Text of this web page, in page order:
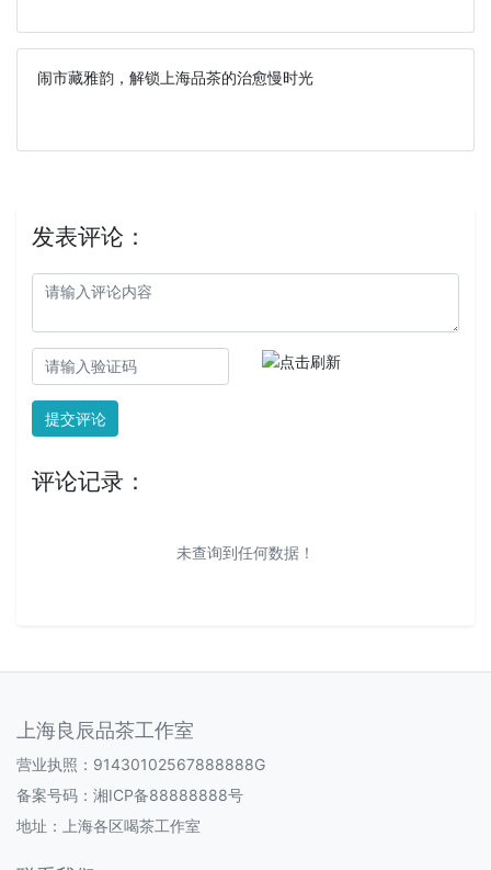
闹市藏雅韵，解锁上海品茶的治愈慢时光
发表评论：
提交评论
评论记录：
未查询到任何数据！
上海良辰品茶工作室
营业执照：91430102567888888G
备案号码： 湘ICP备88888888号
地址：上海各区喝茶工作室